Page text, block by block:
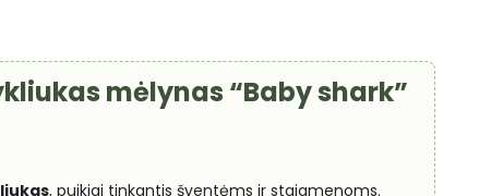
mėlynas “Baby shark”
, puikiai tinkantis šventėms ir staigmenoms.